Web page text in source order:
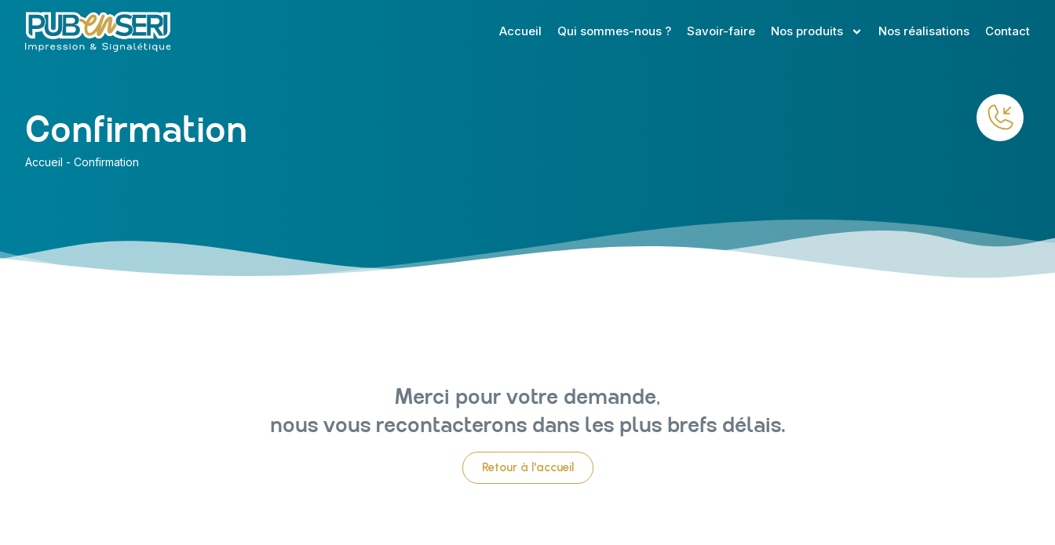
Accueil Qui sommes-nous ? Savoir-faire Nos produits Nos réalisations Contact
Confirmation
Accueil - Confirmation
Merci pour votre demande,
nous vous recontacterons dans les plus brefs délais.
Retour à l'accueil